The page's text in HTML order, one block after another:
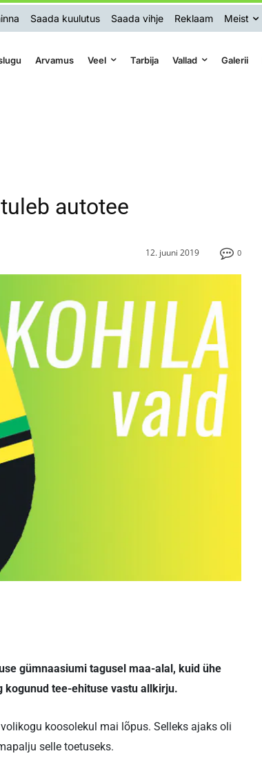
Saada kuulutus Saada vihje Reklaam Meist
Arvamus Veel Tarbija Vallad Galerii
autotee
0
12. juuni 2019
gümnaasiumi tagusel maa-alal, kuid ühe
kogunud tee-ehituse vastu allkirju.
koosolekul mai lõpus. Selleks ajaks oli
selle toetuseks.